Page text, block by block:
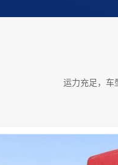
运力充足，车